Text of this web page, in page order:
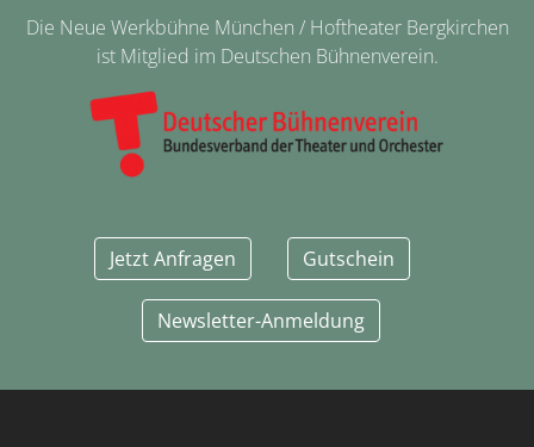
Die Neue Werkbühne München / Hoftheater Bergkirchen
ist Mitglied im Deutschen Bühnenverein.
Jetzt Anfragen Gutschein
Newsletter-Anmeldung